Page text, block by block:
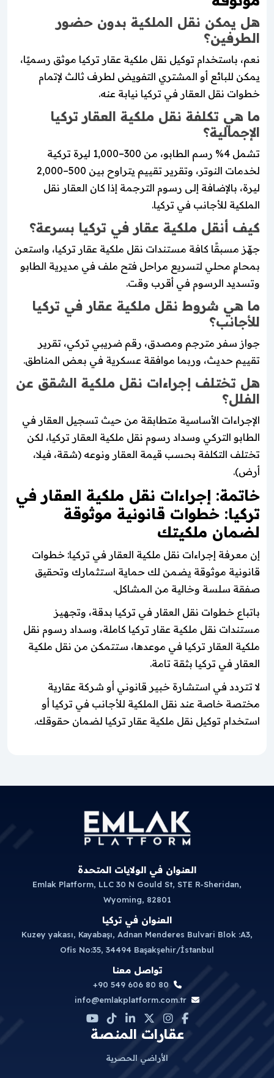
هل يمكن نقل الملكية بدون حضور
الطرفين؟
نعم، باستخدام توكيل نقل ملكية عقار تركيا موثق رسميًا،
يمكن للبائع أو المشتري التفويض لطرف ثالث لإتمام
خطوات نقل العقار في تركيا نيابة عنه.
ما هي تكلفة نقل ملكية العقار تركيا
الإجمالية؟
تشمل 4% رسم الطابو، من 300–1,000 ليرة تركية
لخدمات النوتر، وتقرير تقييم يتراوح بين 500–2,000
ليرة، بالإضافة إلى رسوم الترجمة إذا كان العقار نقل
الملكية للأجانب في تركيا.
كيف أنقل ملكية عقار في تركيا بسرعة؟
جهّز مسبقًا كافة مستندات نقل ملكية عقار تركيا، واستعن
بمحامٍ محلي لتسريع مراحل فتح ملف في مديرية الطابو
وتسديد الرسوم في أقرب وقت.
ما هي شروط نقل ملكية عقار في تركيا
للأجانب؟
جواز سفر مترجم ومصدق، رقم ضريبي تركي، تقرير
تقييم حديث، وربما موافقة عسكرية في بعض المناطق.
هل تختلف إجراءات نقل ملكية الشقق عن
الفلل؟
الإجراءات الأساسية متطابقة من حيث تسجيل العقار في
الطابو التركي وسداد رسوم نقل ملكية العقار تركيا، لكن
تختلف التكلفة بحسب قيمة العقار ونوعه (شقة، فيلا،
أرض).
خاتمة: إجراءات نقل ملكية العقار في
تركيا: خطوات قانونية موثوقة
لضمان ملكيتك
إن معرفة إجراءات نقل ملكية العقار في تركيا: خطوات
قانونية موثوقة يضمن لك حماية استثمارك وتحقيق
صفقة سلسة وخالية من المشاكل.
باتباع خطوات نقل العقار في تركيا بدقة، وتجهيز
مستندات نقل ملكية عقار تركيا كاملة، وسداد رسوم نقل
ملكية العقار تركيا في موعدها، ستتمكن من نقل ملكية
العقار في تركيا بثقة تامة.
لا تتردد في استشارة خبير قانوني أو شركة عقارية
مختصة خاصة عند نقل الملكية للأجانب في تركيا أو
استخدام توكيل نقل ملكية عقار تركيا لضمان حقوقك.
العنوان في الولايات المتحدة
Emlak Platform, LLC 30 N Gould St, STE R-Sheridan,
Wyoming, 82801
العنوان في تركيا
Kuzey yakası, Kayabaşı, Adnan Menderes Bulvari Blok :A3,
Ofis No:35, 34494 Başakşehir/İstanbul
تواصل معنا
+90 549 606 80 80
info@emlakplatform.com.tr
عقارات المنصة
الأراضي الحصرية